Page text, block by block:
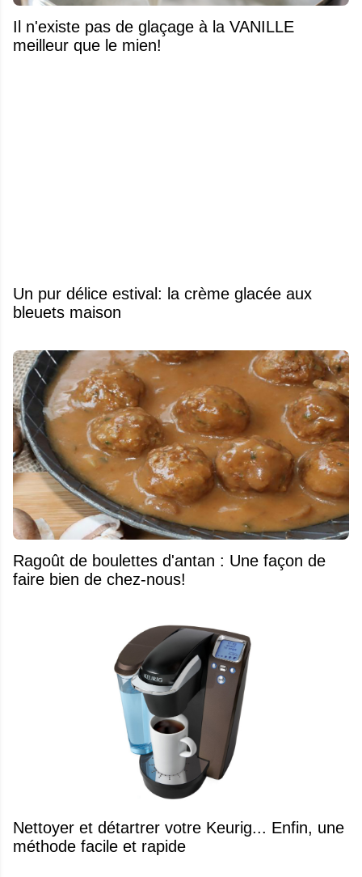
Il n'existe pas de glaçage à la VANILLE
meilleur que le mien!
Un pur délice estival: la crème glacée aux
bleuets maison
Ragoût de boulettes d'antan : Une façon de
faire bien de chez-nous!
Nettoyer et détartrer votre Keurig... Enfin, une
méthode facile et rapide